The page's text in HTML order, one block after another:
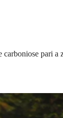
pari a